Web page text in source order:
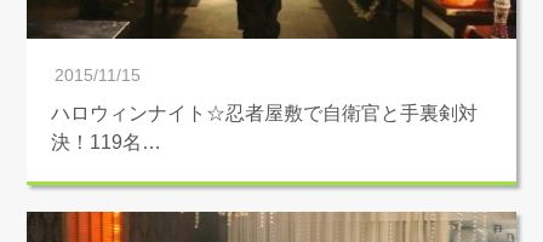
2015/11/15
ハロウィンナイト☆忍者屋敷で自衛官と手裏剣対
決！119名…